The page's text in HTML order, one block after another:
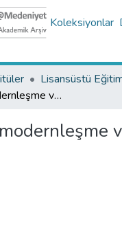
Koleksiyonlar
Türkiye'de modernleşme ve İslamcılık